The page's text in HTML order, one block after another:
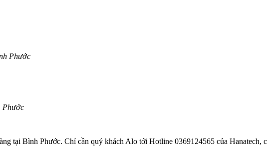
Phước
Phước
tại Bình Phước. Chỉ cần quý khách Alo tới Hotline 0369124565 của Hanatech,